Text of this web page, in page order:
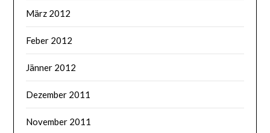
März 2012
Feber 2012
Jänner 2012
Dezember 2011
November 2011